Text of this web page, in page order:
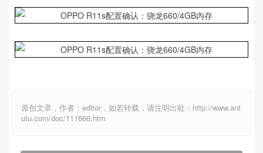
原创文章，作者：editor，如若转载，请注明出处：http://www.ant
utu.com/doc/111666.htm